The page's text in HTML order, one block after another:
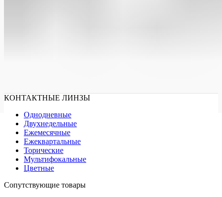
КОНТАКТНЫЕ ЛИНЗЫ
Однодневные
Двухнедельные
Ежемесячные
Ежеквартальные
Торические
Мультифокальные
Цветные
Сопутствующие товары